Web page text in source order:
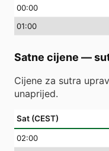
00:00
01:00
Satne cijene —
Cijene za sutra
unaprijed.
Sat (CEST)
02:00